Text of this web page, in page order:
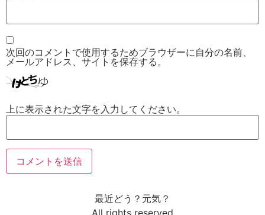
次回のコメントで使用するためブラウザーに自分の名前、
メールアドレス、サイトを保存する。
上に表示された文字を入力してください。
最近どう？元気？